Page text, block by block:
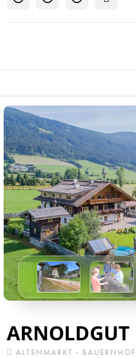
ARNOLDGUT
ALTENMARKT · BAUERNHOF